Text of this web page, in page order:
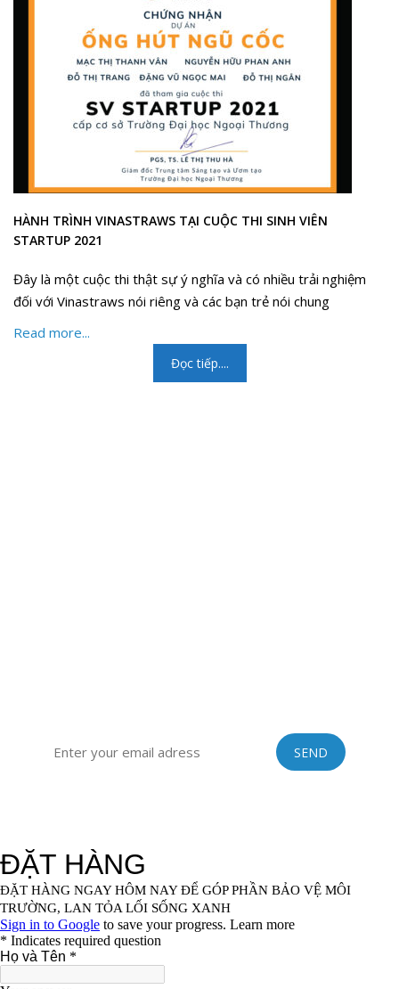
HÀNH TRÌNH VINASTRAWS TẠI CUỘC THI SINH VIÊN
STARTUP 2021
Đây là một cuộc thi thật sự ý nghĩa và có nhiều trải nghiệm
đối với Vinastraws nói riêng và các bạn trẻ nói chung
Read more...
Đọc tiếp....